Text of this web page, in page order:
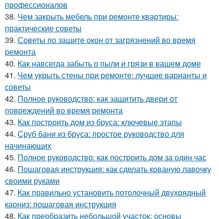
профессионалов
38. Чем закрыть мебель при ремонте квартиры:
практические советы
39. Советы по защите окон от загрязнений во время
ремонта
40. Как навсегда забыть о пыли и грязи в вашем доме
41. Чем укрыть стены при ремонте: лучшие варианты и
советы
42. Полное руководство: как защитить двери от
повреждений во время ремонта
43. Как построить дом из бруса: ключевые этапы
44. Сруб бани из бруса: простое руководство для
начинающих
45. Полное руководство: как построить дом за один час
46. Пошаговая инструкция: как сделать кованую лавочку
своими руками
47. Как правильно установить потолочный двухрядный
карниз: пошаговая инструкция
48. Как преобразить небольшой участок: основы